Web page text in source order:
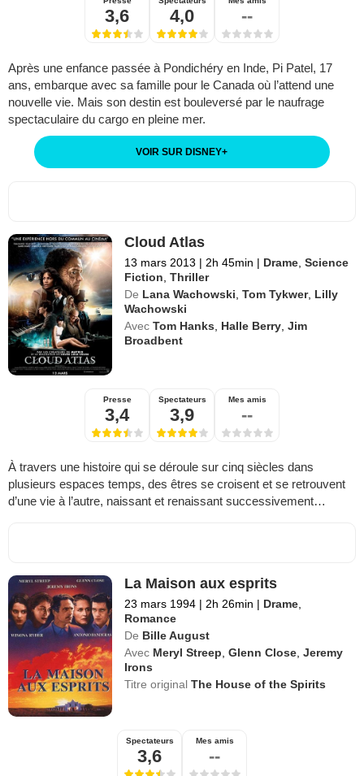
3,6 4,0 --
Après une enfance passée à Pondichéry en Inde, Pi Patel, 17
ans, embarque avec sa famille pour le Canada où l’attend une
nouvelle vie. Mais son destin est bouleversé par le naufrage
spectaculaire du cargo en pleine mer.
VOIR SUR DISNEY+
Cloud Atlas
13 mars 2013 | 2h 45min | Drame,Science
Fiction,Thriller
De Lana Wachowski,Tom Tykwer, Lilly
Wachowski
Avec Tom Hanks, Halle Berry,Jim
Broadbent
Presse
3,4
Spectateurs
3,9
Mes amis
--
À travers une histoire qui se déroule sur cinq siècles dans
plusieurs espaces temps, des êtres se croisent et se retrouvent
d’une vie à l’autre, naissant et renaissant successivement…
La Maison aux esprits
23 mars 1994 | 2h 26min | Drame,
Romance
De Bille August
Avec Meryl Streep,Glenn Close,Jeremy
Irons
Titre originalThe House of the Spirits
Spectateurs
3,6
Mes amis
--